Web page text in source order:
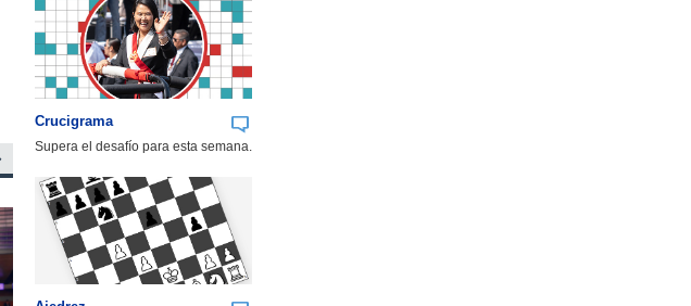
OTIC CCHC
Crucigrama
Supera el desafío para esta semana.